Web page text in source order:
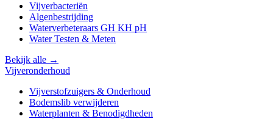
Vijverbacteriën
Algenbestrijding
Waterverbeteraars GH KH pH
Water Testen & Meten
Bekijk alle →
Vijveronderhoud
Vijverstofzuigers & Onderhoud
Bodemslib verwijderen
Waterplanten & Benodigdheden